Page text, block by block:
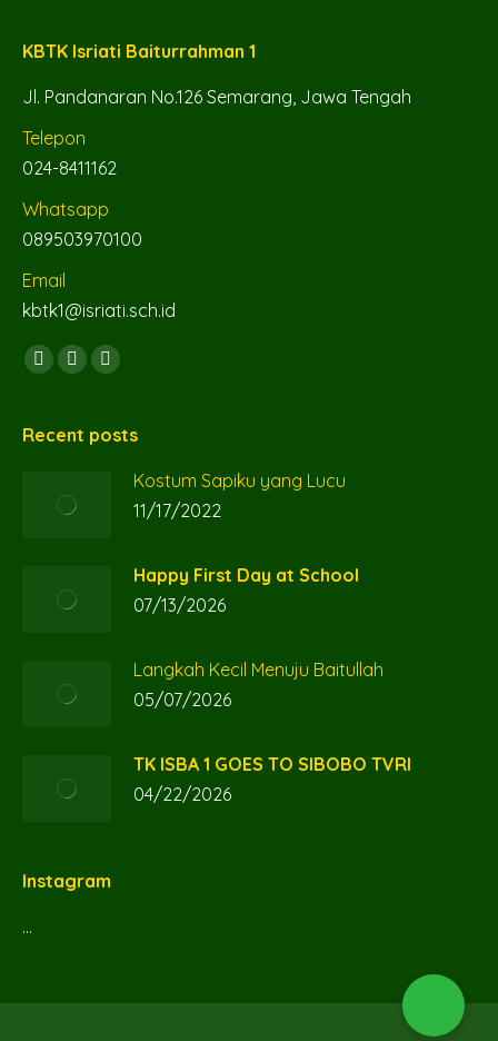
KBTK Isriati Baiturrahman 1
Jl. Pandanaran No.126 Semarang, Jawa Tengah
Telepon
024-8411162
Whatsapp
089503970100
Email
kbtk1@isriati.sch.id
Find us on:
Facebook
opens
window
YouTube
opens
window
Instagram
opens
new
window
Recent posts
Kostum Sapiku yang Lucu
11/17/2022
Happy First Day at School
07/13/2026
Langkah Kecil Menuju Baitullah
05/07/2026
TK ISBA 1 GOES TO SIBOBO TVRI
04/22/2026
Instagram
…